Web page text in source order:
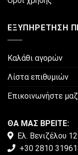
ΕΞΥΠΗΡΈΤΗΣΗ
Καλάθι αγορών
Λίστα επιθυμιών
Επικοινωνήστε
ΘΑ ΜΑΣ ΒΡΕΙΤΕ:
Ελ. Βενιζέλου
+30 2810